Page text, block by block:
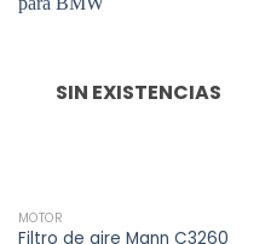
SIN EXISTENCIAS
MOTOR
Filtro de aire Mann C3260